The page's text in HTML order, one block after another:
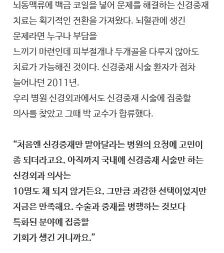
뇌동맥류에 백금 코일을 넣어 문제를 해결하는 신경중재
치료는 획기적인 전환을 가져왔다. 뇌혈관에 생긴
문제라면 누구나 부담을
느끼기 마련인데 피부절개나 두개골을 다루지 않아도
치료가 가능해진 것이다. 신경중재 시술 환자가 점차
늘어나던 2011년.
우리 병원 신경외과에서도 신경중재 시술에 집중할
의사를 찾았고 그때 박 교수가 합류했다.
“처음엔 신경중재만 맡아달라는 병원의 요청에 고민이
좀 되더라고요. 아직까지 국내에 신경중재 시술만 하는
신경외과 의사는
10명도 채 되지 않거든요. 그만큼 과감한 선택이었지만
지금은 만족해요. 수술과 중재를 병행하는 것보다
특화된 분야에 집중할
기회가 생긴 거니까요.”